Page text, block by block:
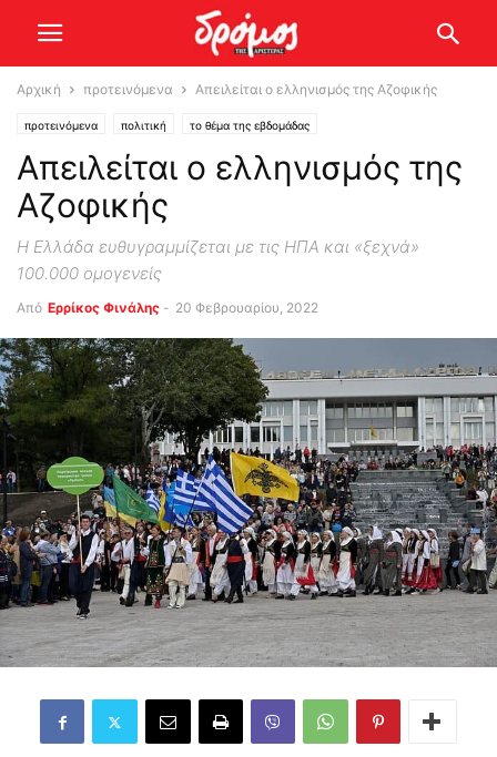
Αρχική προτεινόμενα Απειλείται ο ελληνισμός της Αζοφικής
προτεινόμενα πολιτική το θέμα της εβδομάδας
Απειλείται ο ελληνισμός της
Αζοφικής
Η Ελλάδα ευθυγραμμίζεται με τις ΗΠΑ και «ξεχνά»
100.000 ομογενείς
Από Ερρίκος Φινάλης - 20 Φεβρουαρίου, 2022